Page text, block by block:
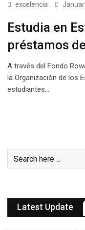
excelencia
Estudia en
préstamos
A través del Fondo
la Organización de los
estudiantes…
Latest Update